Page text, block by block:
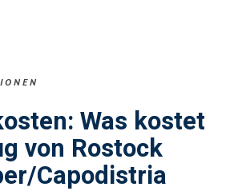
Was kostet
von Rostock
Capodistria